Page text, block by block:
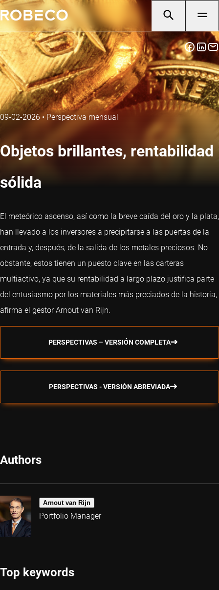
09-02-2026 • Perspectiva mensual
Objetos brillantes, rentabilidad
sólida
El meteórico ascenso, así como la breve caída del oro y la plata,
han llevado a los inversores a precipitarse a las puertas de la
entrada y, después, de la salida de los metales preciosos. No
obstante, estos tienen un puesto clave en las carteras
multiactivo, ya que su rentabilidad a largo plazo justifica parte
del entusiasmo por los materiales más preciados de la historia,
afirma el gestor Arnout van Rijn.
PERSPECTIVAS – VERSIÓN COMPLETA
PERSPECTIVAS - VERSIÓN ABREVIADA
Authors
Arnout van Rijn
Portfolio Manager
Top keywords